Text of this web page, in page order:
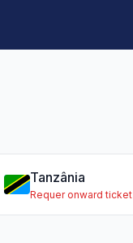
Tanzânia
Requer onward ticket